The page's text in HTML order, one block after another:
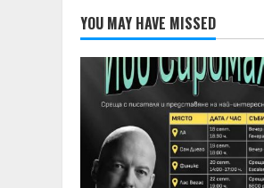
YOU MAY HAVE MISSED